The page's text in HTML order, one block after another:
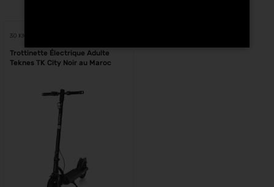
30 KM
Trottinette Électrique Adulte
Teknes TK City Noir au Maroc